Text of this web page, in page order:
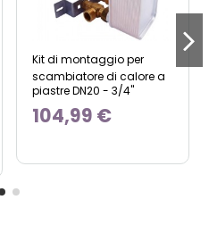
Kit di montaggio per
scambiatore di calore a
piastre DN20 - 3/4"
104,99 €